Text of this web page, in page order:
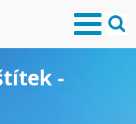
-